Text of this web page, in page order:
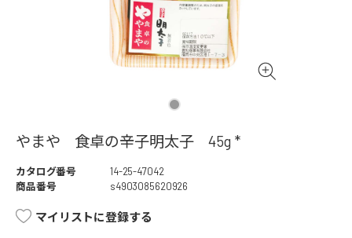
やまや 食卓の辛子明太子 45g *
カタログ番号
14-25-47042
商品番号
s4903085620926
マイリストに登録する